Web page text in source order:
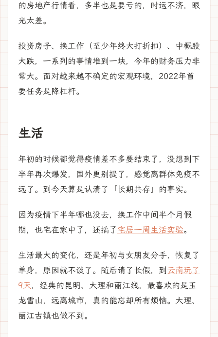
的房地产行情看，多半也是要亏的，时运不济，眼
光太差。
投资房子、换工作（至少年终大打折扣）、中概股
大跌，一系列的事情堆到一块，今年的财务压力非
常大。面对越来越不确定的宏观环境，2022年首
要任务是降杠杆。
生活
年初的时候都觉得疫情差不多要结束了，没想到下
半年再次爆发，国外更别提了，感觉离群体免疫不
远了。到今天算是认清了「长期共存」的事实。
因为疫情下半年哪也没去，换工作中间半个月假
期，也宅在家中了，还搞了 宅居一周生活实验。
生活最大的变化，还是年初与女朋友分手，恢复了
单身，原因就不谈了。随后请了长假，到 云南玩了
9天，经典的昆明、大理和丽江线，最喜欢的是玉
龙雪山，远离城市，真的能忘却所有烦恼。大理、
丽江古镇也做不到。